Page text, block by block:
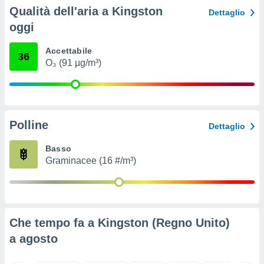
non
dei
simili
Qualità dell'aria a Kingston
oggi
Dettaglio
36 Accettabile
O₃ (91 µg/m³)
Polline Dettaglio
Basso
Graminacee (16 #/m³)
Che tempo fa a Kingston (Regno Unito)
a agosto